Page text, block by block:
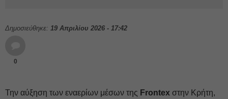
Δημοσιεύθηκε: 19 Απριλίου 2026 - 17:42
0
Την αύξηση των εναερίων μέσων της Frontex στην Κρήτη,